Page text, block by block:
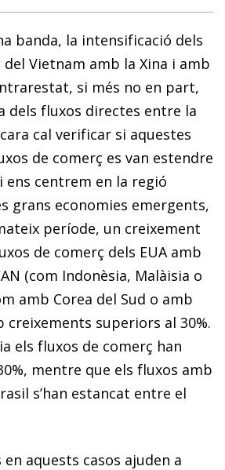
banda, la intensificació dels
Vietnam amb la Xina i amb
si més no en part,
dels fluxos directes entre la
cal verificar si aquestes
de comerç es van estendre
ens centrem en la regió
grans economies emergents,
pe­­­río­­de, un creixement
de comerç dels EUA amb
(com Indonèsia, Malàisia o
amb Corea del Sud o amb
creixements superiors al 30%.
els fluxos de comerç han
mentre que els fluxos amb
s’han estancat entre el
aquests casos ajuden a